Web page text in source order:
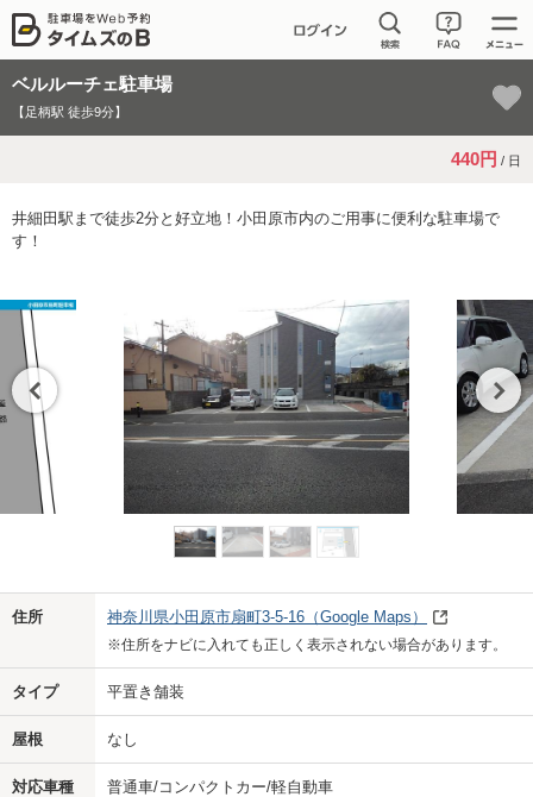
ベルルーチェ駐車場
【足柄駅 徒歩9分】
440円 / 日
井細田駅まで徒歩2分と好立地！小田原市内のご用事に便利な駐車場で
す！
Previo
住所 神奈川県小田原市扇町3-5-16 （Google Maps）
※住所をナビに入れても正しく表示されない場合があります。
タイプ 平置き舗装
屋根 なし
対応車種
普通車/コンパクトカー/軽自動車